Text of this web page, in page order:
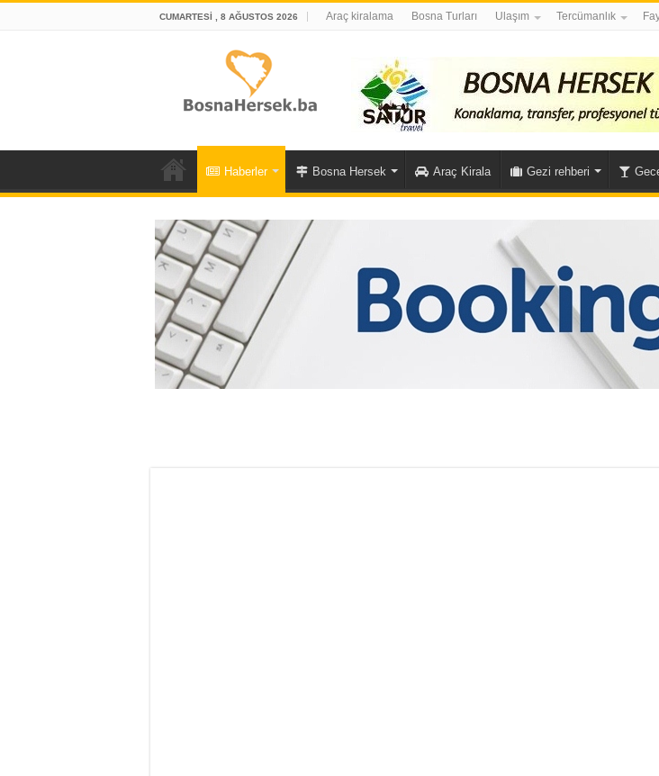
CUMARTESI , 8 AĞUSTOS 2026 Araç kiralama Bosna Turları Ulaşım Tercümanlık
Haberler Bosna Hersek Araç Kirala Gezi rehberi